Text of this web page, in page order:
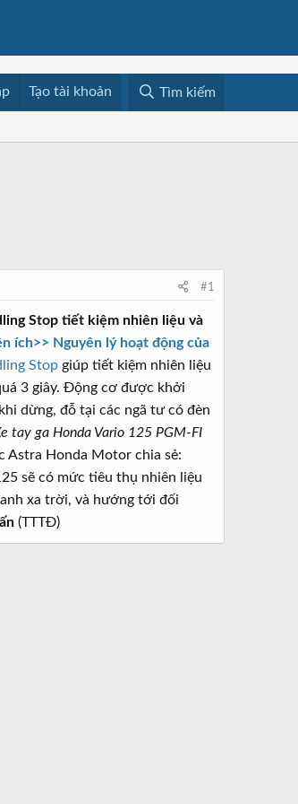
Media Resources
Tạo tài khoản Tìm kiếm
#1
Stop tiết kiệm nhiên liệu và
ích>> Nguyên lý hoạt động của
Stop giúp tiết kiệm nhiên liệu
3 giây. Động cơ được khởi
dừng, đỗ tại các ngã tư có đèn
tay ga Honda Vario 125 PGM-FI
Astra Honda Motor chia sẻ:
sẽ có mức tiêu thụ nhiên liệu
xa trời, và hướng tới đối
(TTTĐ)